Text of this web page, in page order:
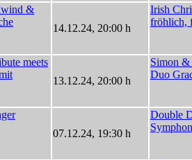
14.12.24, 20:00 h
Irish
fröhlich,
13.12.24, 20:00 h
Simon &
Duo
07.12.24, 19:30 h
Double